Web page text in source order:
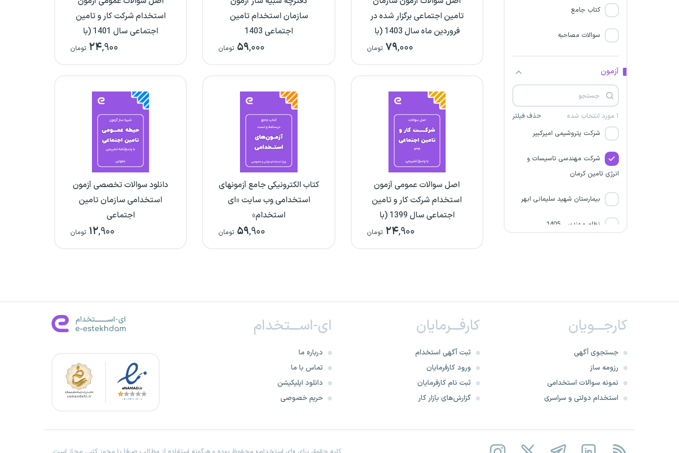
کتاب جامع
سوالات مصاحبه
آزمون
۱ مورد انتخاب شده حذف فیلتر
شریف
شرکت مهندسی تاسیسات و
انرژی تامین اصفهان
شرکت پتروشیمی امیرکبیر
شرکت مهندسی تاسیسات و
انرژی تامین کرمان
بیمارستان شهید سلیمانی ابهر
نظام مهندسی 1405
وزارت فرهنگ و ارشاد اسلامی
تامین اجتماعی برگزار شده در
فروردین ماه سال 1403 (با
پاسخ‌نامه تشریحی)
۷۹,۰۰۰ تومان
سازمان استخدام تامین
اجتماعی 1403
۵۹,۰۰۰ تومان
استخدام شرکت کار و تامین
اجتماعی سال 1401 (با
پاسخ‌نامه تشریحی)
۲۴,۹۰۰ تومان
اصل سوالات عمومی آزمون
استخدام شرکت کار و تامین
اجتماعی سال 1399 (با
پاسخ‌نامه تشریحی)
۲۴,۹۰۰ تومان
کتاب الکترونیکی جامع آزمونهای
استخدامی وب سایت «ای
استخدام»
۵۹,۹۰۰ تومان
دانلود سوالات تخصصی آزمون
استخدامی سازمان تامین
اجتماعی
۱۲,۹۰۰ تومان
کارجـــویان
جستجوی آگهی
رزومه ساز
نمونه سوالات استخدامی
استخدام دولتی و سراسری
کارفـــرمایان
ثبت آگهی استخدام
ورود کارفرمایان
ثبت نام کارفرمایان
گزارش‌های بازار کار
ای-اســـتخدام
درباره ما
تماس با ما
دانلود اپلیکیشن
حریم خصوصی